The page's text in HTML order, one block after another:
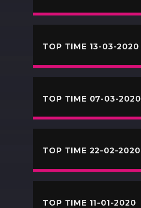
TOP TIME 13-03-2020
TOP TIME 07-03-2020
TOP TIME 22-02-2020
TOP TIME 11-01-2020